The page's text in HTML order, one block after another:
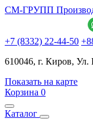
СМ-ГРУПП
+7 (8332) 22-44-50
610046, г. Киров, Ул.
Показать на карте
Корзина 0
Каталог